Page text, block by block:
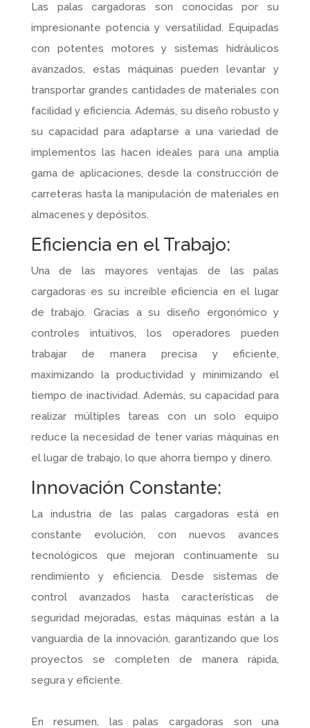
Las palas cargadoras son conocidas por su
impresionante potencia y versatilidad. Equipadas
con potentes motores y sistemas hidráulicos
avanzados, estas máquinas pueden levantar y
transportar grandes cantidades de materiales con
facilidad y eficiencia. Además, su diseño robusto y
su capacidad para adaptarse a una variedad de
implementos las hacen ideales para una amplia
gama de aplicaciones, desde la construcción de
carreteras hasta la manipulación de materiales en
almacenes y depósitos.
Eficiencia en el Trabajo:
Una de las mayores ventajas de las palas
cargadoras es su increíble eficiencia en el lugar
de trabajo. Gracias a su diseño ergonómico y
controles intuitivos, los operadores pueden
trabajar de manera precisa y eficiente,
maximizando la productividad y minimizando el
tiempo de inactividad. Además, su capacidad para
realizar múltiples tareas con un solo equipo
reduce la necesidad de tener varias máquinas en
el lugar de trabajo, lo que ahorra tiempo y dinero.
Innovación Constante:
La industria de las palas cargadoras está en
constante evolución, con nuevos avances
tecnológicos que mejoran continuamente su
rendimiento y eficiencia. Desde sistemas de
control avanzados hasta características de
seguridad mejoradas, estas máquinas están a la
vanguardia de la innovación, garantizando que los
proyectos se completen de manera rápida,
segura y eficiente.
En resumen, las palas cargadoras son una